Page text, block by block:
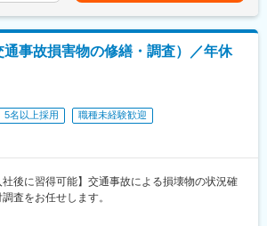
ント業務を担っていただくことも可能です。
スのLBOローンアレンジ実績
でトップクラスのM&A／LBO／MBOファイナン
を持ち、各PEファンドからのディールフローも
めることができます。
提供を支える重要な役割
事故損害物の修繕・調査）／年休
5名以上採用
職種未経験歓迎
社後に習得可能】交通事故による損壊物の状況確
査をお任せします。